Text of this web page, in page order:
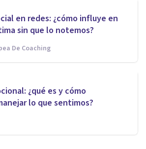
en redes: ¿cómo influye en
sin que lo notemos?
De Coaching
¿qué es y cómo
lo que sentimos?